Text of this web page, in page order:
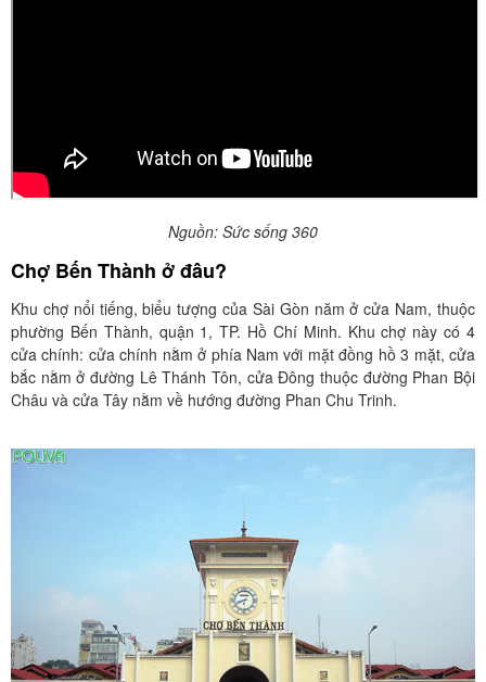
Nguồn: Sức sống 360
Chợ Bến Thành ở đâu?
Khu chợ nổi tiếng, biểu tượng của Sài Gòn năm ở cửa Nam, thuộc
phường Bến Thành, quận 1, TP. Hồ Chí Minh. Khu chợ này có 4
cửa chính: cửa chính nằm ở phía Nam với mặt đồng hồ 3 mặt, cửa
bắc nằm ở đường Lê Thánh Tôn, cửa Đông thuộc đường Phan Bội
Châu và cửa Tây nằm về hướng đường Phan Chu Trinh.